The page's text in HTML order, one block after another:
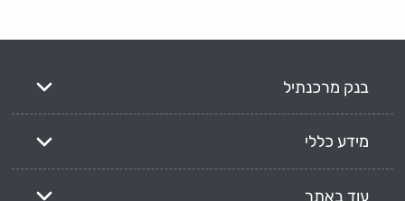
בנק מרכנתיל
מידע כללי
עוד באתר